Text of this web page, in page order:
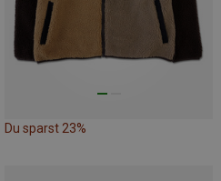
Du sparst 23%